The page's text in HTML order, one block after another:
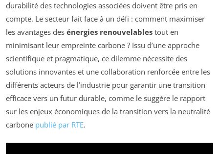
durabilité des technologies associées doivent être pris en
compte. Le secteur fait face à un défi : comment maximiser
les avantages des énergies renouvelables tout en
minimisant leur empreinte carbone ? Issu d’une approche
scientifique et pragmatique, ce dilemme nécessite des
solutions innovantes et une collaboration renforcée entre les
différents acteurs de l’industrie pour garantir une transition
efficace vers un futur durable, comme le suggère le rapport
sur les enjeux économiques de la transition vers la neutralité
carbone publié par RTE.